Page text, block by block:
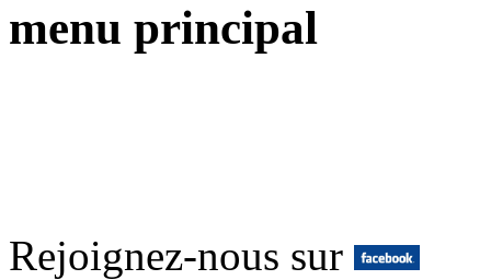
menu principal
Rejoignez-nous sur